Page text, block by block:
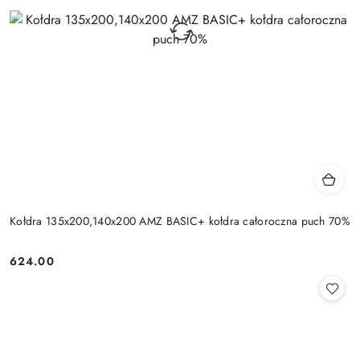
Kołdra 135x200,140x200 AMZ BASIC+ kołdra całoroczna puch 70%
Cena:
624.00